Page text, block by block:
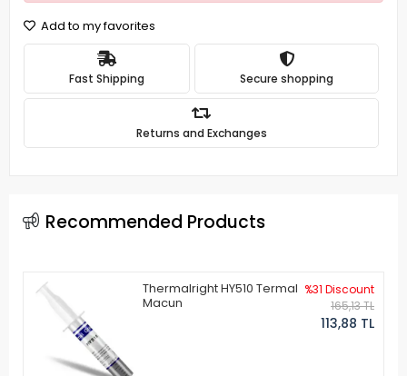
Add to my favorites
Fast Shipping Secure shopping
Returns and Exchanges
Recommended Products
Thermalright HY510 Termal
Macun
%31 Discount
165,13 TL
113,88 TL